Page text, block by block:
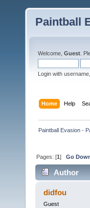
Paintball
Welcome, Guest .
Login with
Home Help
Paintball Evasion -
Pages: [1]Go
Author
didfou
Guest